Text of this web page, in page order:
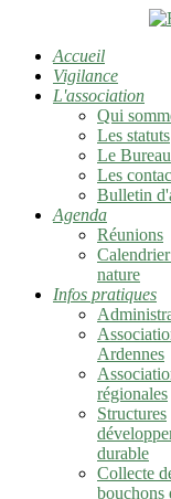
Accueil
Vigilance
L'association
Qui
Les statuts
Le Bureau
Les
Bulletin
Agenda
Réunions
nature
Infos pratiques
Ardennes
régionales
Structures
durable
Collecte
bouchons